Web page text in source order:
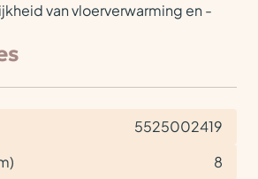
van vloerverwarming en -
5525002419
8